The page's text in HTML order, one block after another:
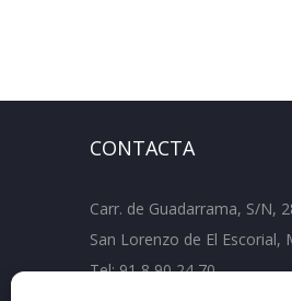
CONTACTA
Carr. de Guadarrama, S/N,
San Lorenzo de El Escorial,
Tel:91 8 90 24 70